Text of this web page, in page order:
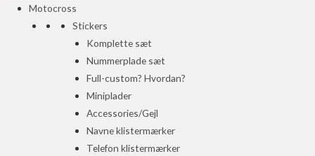
Motocross
Stickers
Komplette sæt
Nummerplade sæt
Full-custom? Hvordan?
Miniplader
Accessories/Gejl
Navne klistermærker
Telefon klistermærker